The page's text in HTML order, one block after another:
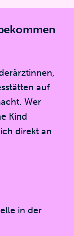
auf
Wer
Kind
direkt an
in der